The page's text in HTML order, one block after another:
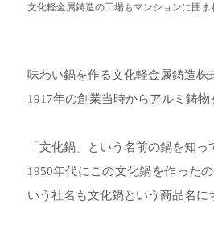
文化軽金属鋳造の工場もマンションに囲ま
味わい鍋を作る文化軽金属鋳造株
1917年の創業当時からアルミ鋳物
「文化鍋」という名前の鍋を知っ
1950年代にこの文化鍋を作った
いう社名も文化鍋という商品名に